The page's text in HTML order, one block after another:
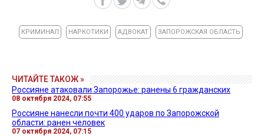
КРИМИНАЛ НАРКОТИКИ АДВОКАТ ЗАПОРОЖСКАЯ ОБЛАСТЬ
ЧИТАЙТЕ ТАКОЖ »
Россияне атаковали Запорожье: ранены 6 гражданских
08 октября 2024, 07:55
Россияне нанесли почти 400 ударов по Запорожской
области: ранен человек
07 октября 2024, 07:15